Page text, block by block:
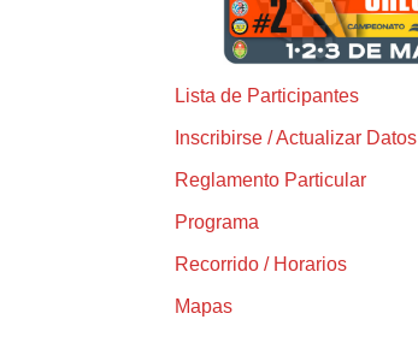
Lista de Participantes
Inscribirse / Actualizar Datos
Reglamento Particular
Programa
Recorrido / Horarios
Mapas